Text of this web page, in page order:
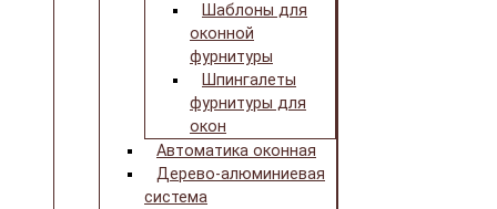
Шаблоны для
оконной
фурнитуры
Шпингалеты
фурнитуры для
окон
Автоматика оконная
Дерево-алюминиевая
система